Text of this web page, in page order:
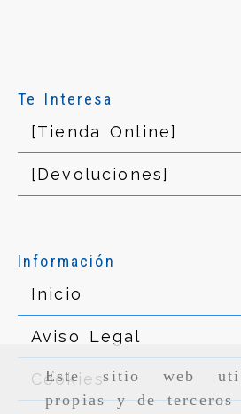
Este sitio web
propias y de terceros
[Tienda Online]
[Devoluciones]
Información
Inicio
Aviso Legal
Cookies